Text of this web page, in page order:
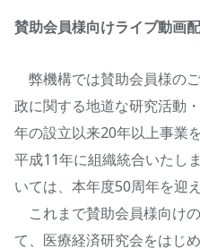
賛助会員様向けライブ動画
弊機構では賛助会員様の
政に関する地道な研究活動
年の設立以来20年以上事業
平成11年に組織統合いたし
いては、本年度50周年を迎
これまで賛助会員様向け
て、医療経済研究会をはじ